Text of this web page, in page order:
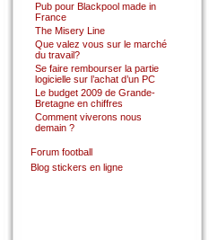
Pub pour Blackpool made in
France
The Misery Line
Que valez vous sur le marché
du travail?
Se faire rembourser la partie
logicielle sur l’achat d’un PC
Le budget 2009 de Grande-
Bretagne en chiffres
Comment viverons nous
demain ?
Forum football
Blog stickers en ligne